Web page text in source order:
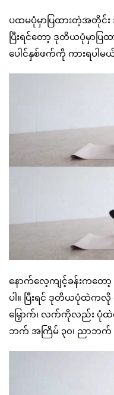
ပထမပုံမှာပြထားတဲ့အတိုင်း ဒူ
ပြီးရင်တော့ ဒုတိယပုံမှာပြ
ပေါင်နှစ်ဖက်ကို ကားရပါမ
နောက်လေ့ကျင့်ခန်းကတော့
ပါ။ ပြီးရင် ဒုတိယပုံထဲက
မြှောက်၊ လက်ကိုလည်း ပုံ
ဘက် အကြိမ် ၃၀၊ ညာဘက်